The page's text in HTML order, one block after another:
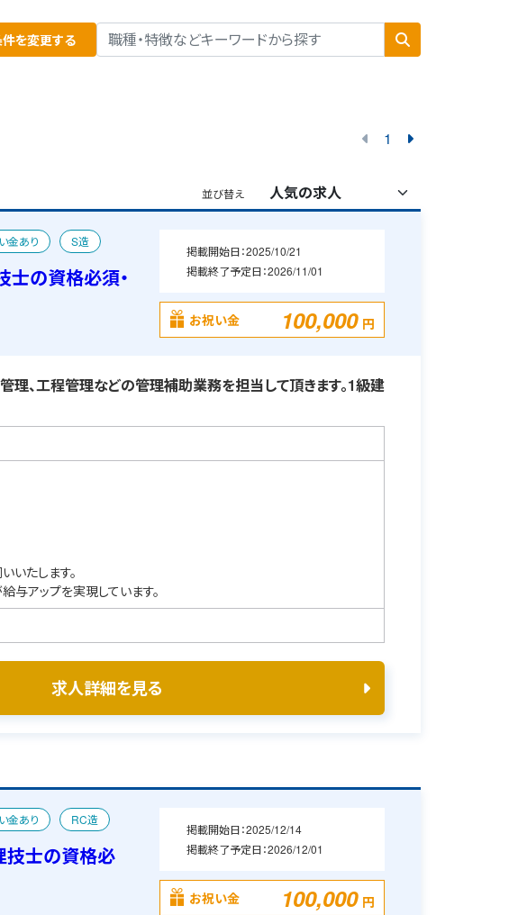
を変更する
1
並び替え
金あり
S造
士の資格必須・
掲載開始日：2025/10/21
掲載終了予定日：2026/11/01
お祝い金 100,000 円
、工程管理などの管理補助業務を担当して頂きます。1級建
いたします。
与アップを実現しています。
求人詳細を見る
金あり
RC造
技士の資格必
掲載開始日：2025/12/14
掲載終了予定日：2026/12/01
お祝い金 100,000 円